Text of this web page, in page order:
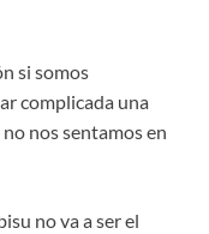
si somos
complicada una
nos sentamos en
no va a ser el